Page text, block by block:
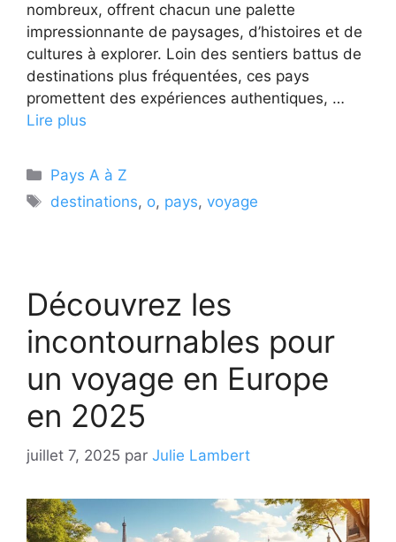
nombreux, offrent chacun une palette
impressionnante de paysages, d’histoires et de
cultures à explorer. Loin des sentiers battus de
destinations plus fréquentées, ces pays
promettent des expériences authentiques, …
Lire plus
Catégories
Pays A à Z
Étiquettes
destinations, o, pays,voyage
Découvrez les
incontournables pour
un voyage en Europe
en 2025
juillet 7, 2025 par Julie Lambert